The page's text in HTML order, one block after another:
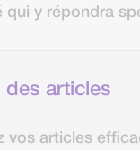
qui y répondra
des articles
vos articles